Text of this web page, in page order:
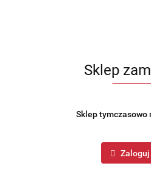
Sklep
Sklep tymczasowo
Zaloguj